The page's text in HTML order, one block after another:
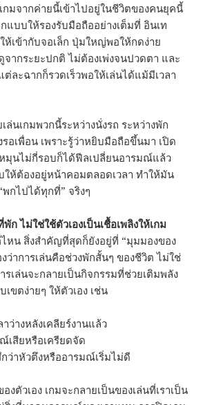
กมจากค่ายนี้เข้าไปอยู่ในชีวิตของคนยุคนี้
แบบให้รองรับมือถืออย่างเต็มที่ อินเท
ห้เข้ากับจอเล็ก ปุ่มใหญ่พอให้กดง่าย
กระยะปกติ ไม่ต้องเพ่งจนปวดตา และ
ละฉากก็รวดเร็วพอให้เล่นได้แม้มีเวลา
ล่นเกมพวกนี้ระหว่างนั่งรถ ระหว่างพัก
รอเพื่อน เพราะรู้ว่าหยิบมือถือขึ้นมา เปิด
หมุนไม่กี่รอบก็ได้ฟีลเปลี่ยนอารมณ์แล้ว
ให้ต้องอยู่หน้าคอมตลอดเวลา ทำให้มัน
กไปได้ทุกที่” จริงๆ
ก ไม่ใช่ใช้ตัวเองเป็นเชื้อเพลิงให้เกม
หน สิ่งสำคัญที่สุดก็ยังอยู่ที่ “มุมมองของ
งว่าการเล่นคือช่วงพักสั้นๆ ของชีวิต ไม่ใช่
รเล่นจะกลายเป็นกิจกรรมที่ช่วยเติมพลัง
เขตง่ายๆ ให้ตัวเอง เช่น
าว่างหลังเคลียร์งานแล้ว
เสียหรือเครียดจัด
กว่าหัวตึงหรืออารมณ์เริ่มไม่ดี
งตัวเอง เกมจะกลายเป็นของเล่นที่เราเป็น